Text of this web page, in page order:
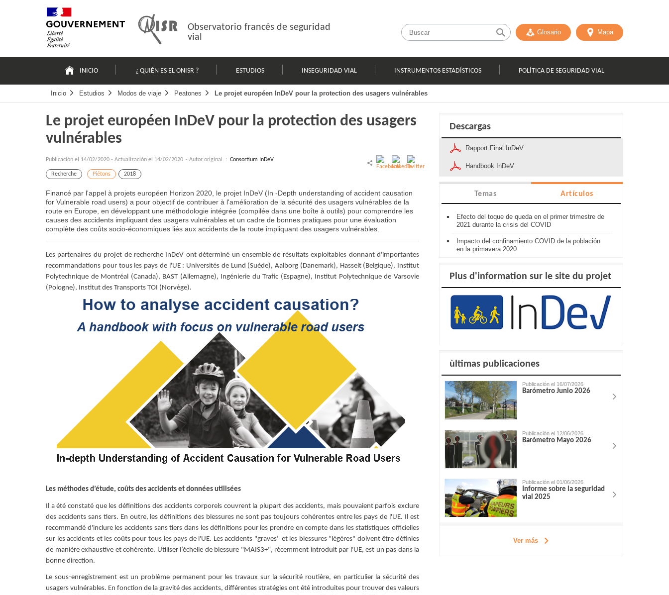
Observatorio francés de seguridad
vial
Glosario Mapa
principale
INICIO ¿ QUIÉN ES EL ONISR ? ESTUDIOS INSEGURIDAD VIAL INSTRUMENTOS ESTADÍSTICOS POLÍTICA DE SEGURIDAD VIAL
Inicio Estudios Modos de viaje Peatones Le projet européen InDeV pour la protection des usagers vulnérables
Le projet européen InDeV pour la protection des usagers
vulnérables
Publicación el 14/02/2020 - Actualización el 14/02/2020 - Autor original : Consortium InDeV
Recherche Piétons 2018
Financé par l'appel à projets européen Horizon 2020, le projet InDeV (In -Depth understanding of accident causation
for Vulnerable road users) a pour objectif de contribuer à l'amélioration de la sécurité des usagers vulnérables de la
route en Europe, en développant une méthodologie intégrée (compilée dans une boîte à outils) pour comprendre les
causes des accidents impliquant des usagers vulnérables et un cadre de bonnes pratiques pour une évaluation
complète des coûts socio-économiques liés aux accidents de la route impliquant des usagers vulnérables.
Les partenaires du projet de recherche InDeV ont déterminé un ensemble de résultats exploitables donnant d'importantes
recommandations pour tous les pays de l'UE : Universités de Lund (Suède), Aalborg (Danemark), Hasselt (Belgique), Institut
Polytechnique de Montréal (Canada), BAST (Allemagne), Ingénierie du Trafic (Espagne), Institut Polytechnique de Varsovie
(Pologne), Institut des Transports TOI (Norvège).
Les méthodes d’étude, coûts des accidents et données utilisées
Il a été constaté que les définitions des accidents corporels couvrent la plupart des accidents, mais pouvaient parfois exclure
des accidents sans tiers. En outre, les définitions des blessures ne sont pas toujours cohérentes entre les pays de l'UE. Il est
recommandé d'inclure les accidents sans tiers dans les définitions pour les prendre en compte dans les statistiques officielles
sur les accidents et les coûts pour tous les pays de l'UE. Les accidents "graves" et les blessures "légères" doivent être définies
de manière exhaustive et cohérente. Utiliser l’échelle de blessure "MAIS3+", récemment introduit par l'UE, est un pas dans la
bonne direction.
Le sous-enregistrement est un problème permanent pour les travaux sur la sécurité routière, en particulier la sécurité des
usagers vulnérables. En fonction de la gravité des accidents, différentes stratégies ont été introduites pour trouver des valeurs
Descargas
Rapport Final InDeV
Handbook InDeV
Temas Artículos
Efecto del toque de queda en el primer trimestre de
2021 durante la crisis del COVID
Impacto del confinamiento COVID de la población
en la primavera 2020
Plus d'information sur le site du projet
ùltimas publicaciones
Publicación el 16/07/2026
Barómetro Junio 2026
Publicación el 12/06/2026
Barómetro Mayo 2026
Publicación el 01/06/2026
Informe sobre la seguridad
vial 2025
Ver más